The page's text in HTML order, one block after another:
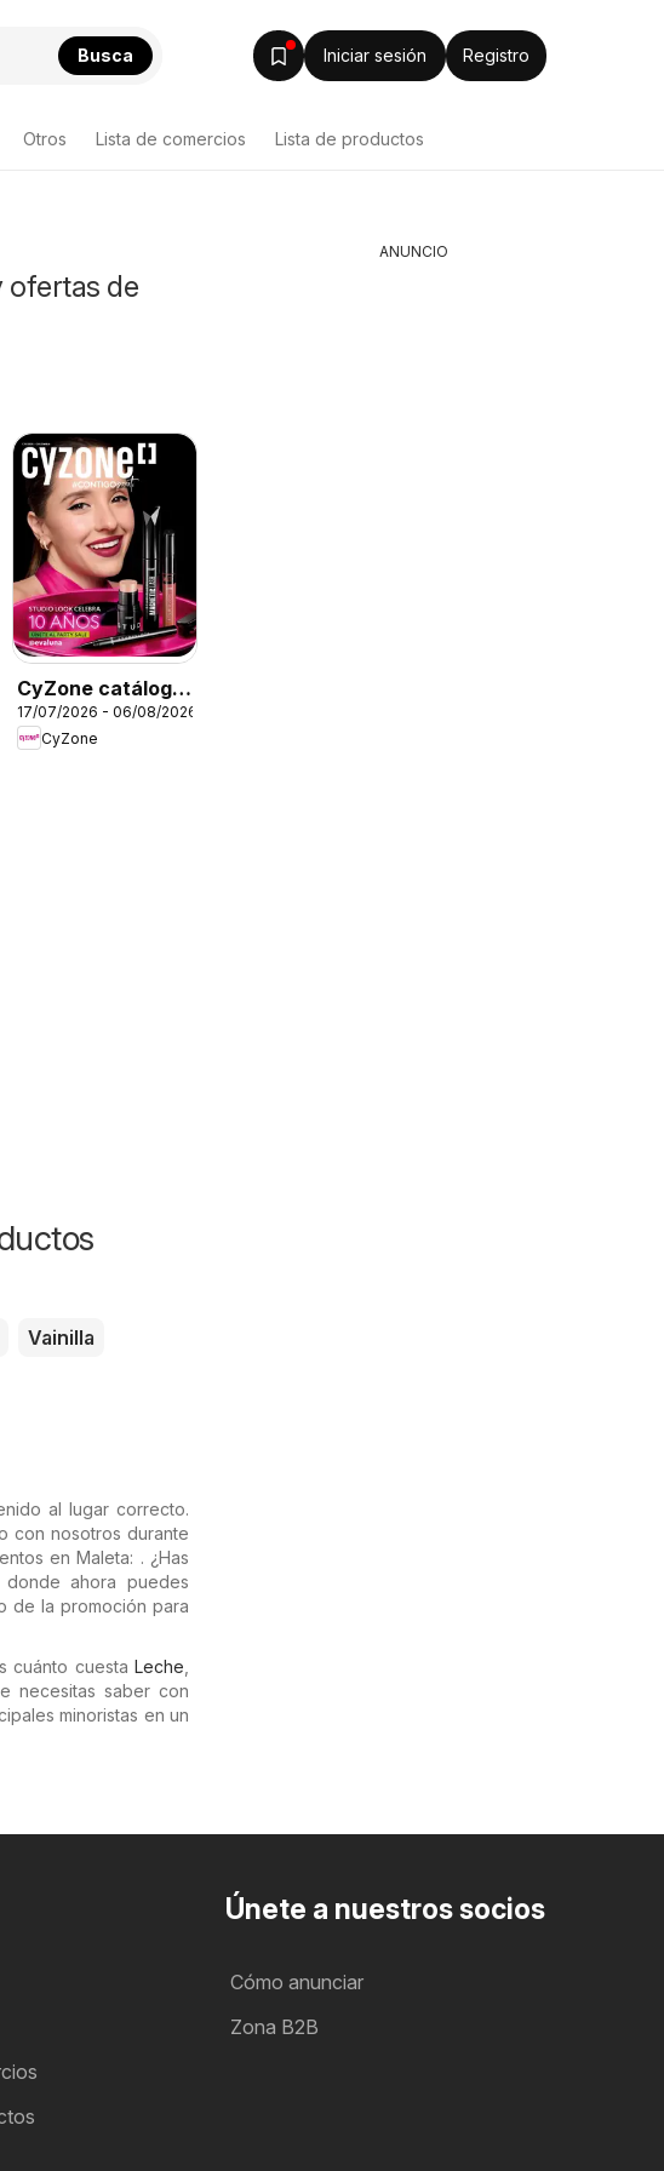
Busca Iniciar sesión Registro
Otros Lista de comercios Lista de productos
ofertas de
CyZone catálogo
C11/2026
17/07/2026 - 06/08/2026
CyZone
Vainilla
al lugar correcto.
con nosotros durante
en Maleta: . ¿Has
ahora puedes
de la promoción para
cuánto cuesta Leche
necesitas saber con
minoristas en un
ANUNCIO
Únete a nuestros socios
Cómo anunciar
Zona B2B